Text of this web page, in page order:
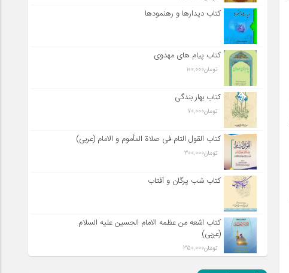
کتاب دیدارها و رهنمودها
کتاب پیام های مهدوی
تومان100,000
کتاب بهار بندگی
تومان70,000
کتاب القول التام فی صلاة المأموم و الامام (عربی)
تومان300,000
کتاب شب پرگان و آفتاب
کتاب اشعه من عظمه الامام الحسین علیه السلام
(عربی)
تومان350,000